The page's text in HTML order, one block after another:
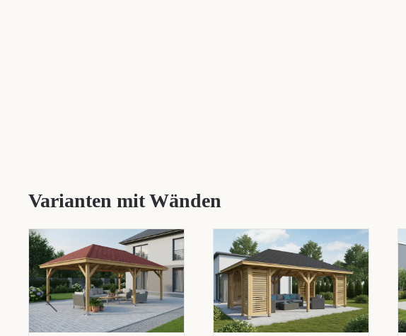
Varianten mit Wänden